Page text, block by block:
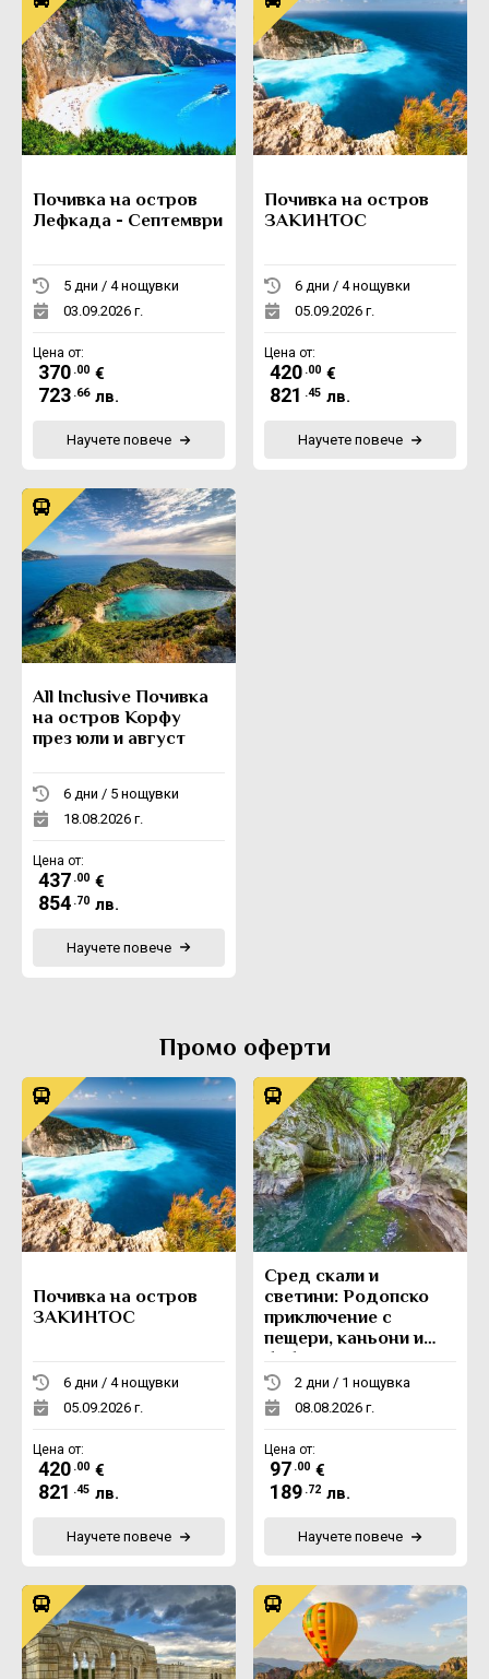
Почивка на остров
Лефкада - Септември
5 дни / 4 нощувки
03.09.2026 г.
Цена от:
370 .00 €
723 .66 лв.
Научете повече
Почивка на остров
ЗАКИНТОС
6 дни / 4 нощувки
05.09.2026 г.
Цена от:
420 .00 €
821 .45 лв.
Научете повече
All Inclusive Почивка
на остров Корфу
през юли и август
6 дни / 5 нощувки
18.08.2026 г.
Цена от:
437 .00 €
854 .70 лв.
Научете повече
Промо оферти
Почивка на остров
ЗАКИНТОС
6 дни / 4 нощувки
05.09.2026 г.
Цена от:
420 .00 €
821 .45 лв.
Научете повече
Сред скали и
светини: Родопско
приключение с
пещери, каньони и
боб
2 дни / 1 нощувка
08.08.2026 г.
Цена от:
97 .00 €
189 .72 лв.
Научете повече